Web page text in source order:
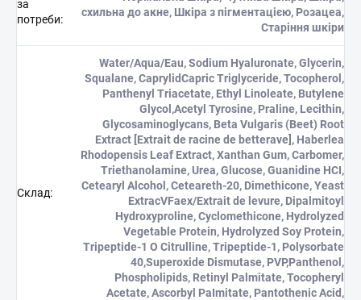
за
потреби:
схильна до акне, Шкіра з пігментацією, Розацеа,
Старіння шкіри
Склад:
Water/Aqua/Eau, Sodium Hyaluronate, Glycerin,
Squalane, CaprylidCapric Triglyceride, Tocopherol,
Panthenyl Triacetate, Ethyl Linoleate, Butylene
Glycol,Acetyl Tyrosine, Praline, Lecithin,
Glycosaminoglycans, Beta Vulgaris (Beet) Root
Extract [Extrait de racine de betterave], Haberlea
Rhodopensis Leaf Extract, Xanthan Gum, Carbomer,
Triethanolamine, Urea, Glucose, Guanidine HCI,
Cetearyl Alcohol, Ceteareth-20, Dimethicone, Yeast
ExtracVFaex/Extrait de levure, Dipalmitoyl
Hydroxyproline, Cyclomethicone, Hydrolyzed
Vegetable Protein, Hydrolyzed Soy Protein,
Tripeptide-1 O Citrulline, Tripeptide-1, Polysorbate
40,Superoxide Dismutase, PVP,Panthenol,
Phospholipids, Retinyl Palmitate, Tocopheryl
Acetate, Ascorbyl PaImitate, Pantothenic Acid,